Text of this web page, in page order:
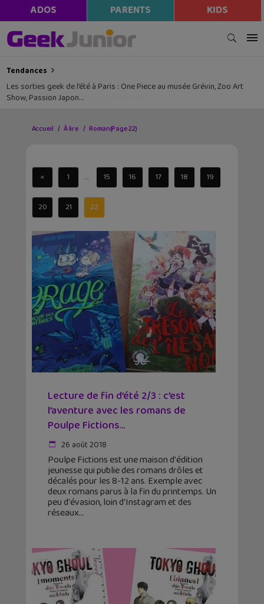
ADOS PARENTS KIDS
Tendances
Les sorties geek de l’été à Paris : One Piece au musée Grévin, Zoo Art
Show, Passion Japon…
Accueil À lire Roman(Page 22)
« 1 ... 15 16 17 18 19
20 21 22
Lecture de fin d’été 2/3 : c’est
l’aventure avec les romans de
Poulpe Fictions...
26 août 2018
Poulpe Fictions est une maison d'édition
jeunesse qui publie des romans drôles et
décalés pour les 8-12 ans. Exemple avec
deux romans parus à la fin du printemps. Un
peu d'évasion, loin d'Instagram et des
réseaux